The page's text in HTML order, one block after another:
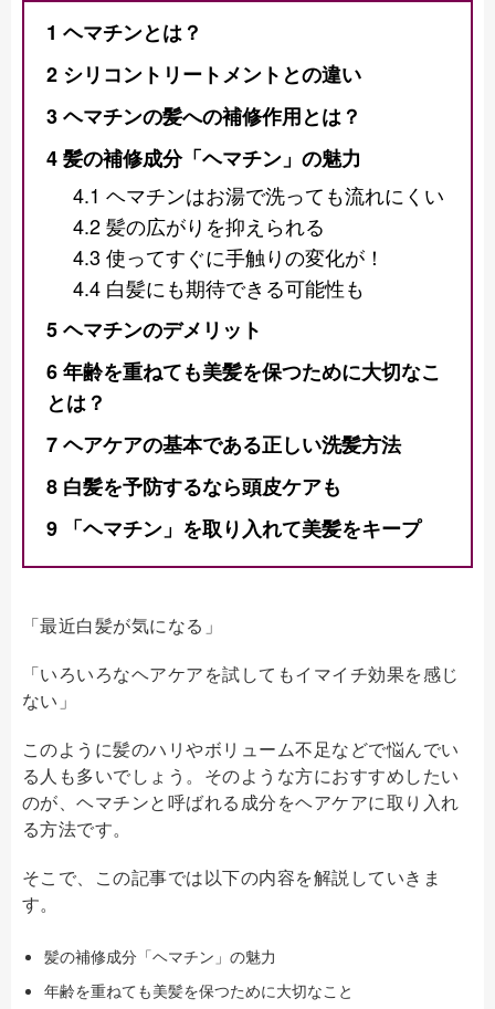
1 ヘマチンとは？
2 シリコントリートメントとの違い
3ヘマチンの髪への補修作用とは？
4髪の補修成分「ヘマチン」の魅力
4.1 ヘマチンはお湯で洗っても流れにくい
4.2髪の広がりを抑えられる
4.3 使ってすぐに手触りの変化が！
4.4 白髪にも期待できる可能性も
5ヘマチンのデメリット
6年齢を重ねても美髪を保つために大切なこ
とは？
7ヘアケアの基本である正しい洗髪方法
8 白髪を予防するなら頭皮ケアも
9 「ヘマチン」を取り入れて美髪をキープ
「最近白髪が気になる」
「いろいろなヘアケアを試してもイマイチ効果を感じ
ない」
このように髪のハリやボリューム不足などで悩んでい
る人も多いでしょう。そのような方におすすめしたい
のが、ヘマチンと呼ばれる成分をヘアケアに取り入れ
る方法です。
そこで、この記事では以下の内容を解説していきま
す。
髪の補修成分「ヘマチン」の魅力
年齢を重ねても美髪を保つために大切なこと